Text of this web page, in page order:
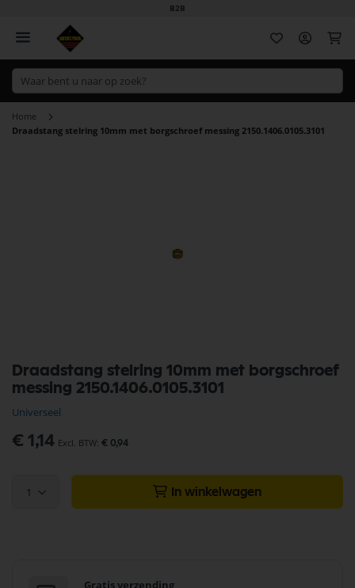
B2B
Home
Draadstang stelring 10mm met borgschroef messing 2150.1406.0105.3101
Draadstang stelring 10mm met borgschroef
messing 2150.1406.0105.3101
Universeel
€ 1,14 € 0,94
1 In winkelwagen
Gratis verzending
naar
het
van
de
afbeeldingen-